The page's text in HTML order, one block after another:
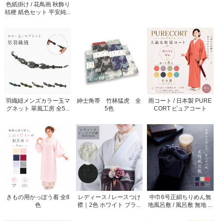
色紙掛け / 花鳥画 秋飾り
桔梗 紙色セット 平安純...
羽織紐メンズカラー玉マ
グネット 翠風工房 全5...
紳士角帯 竹林猛虎 全
5色
雨コート / 日本製 PURE
CORT ピュアコート
きもの用かっぽう着 全8
色
レディース / レースつけ
襟｜2色 ホワイト ブラ...
中巾6号正絹ちりめん無
地風呂敷 / 風呂敷 無地 ...